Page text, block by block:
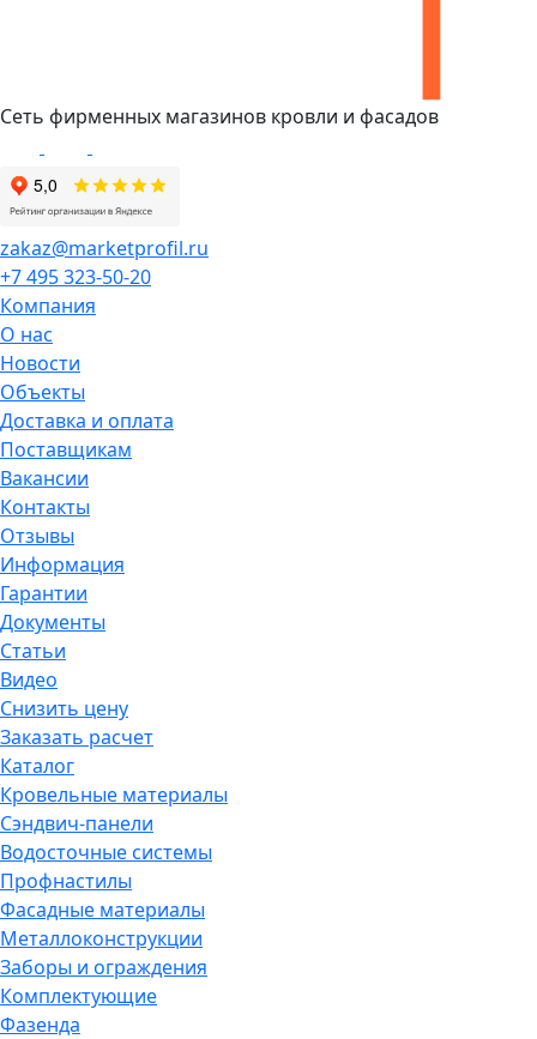
Сеть фирменных магазинов кровли и фасадов
zakaz@marketprofil.ru
+7 495 323-50-20
Компания
О нас
Новости
Объекты
Доставка и оплата
Поставщикам
Вакансии
Контакты
Отзывы
Информация
Гарантии
Документы
Статьи
Видео
Снизить цену
Заказать расчет
Каталог
Кровельные материалы
Сэндвич-панели
Водосточные системы
Профнастилы
Фасадные материалы
Металлоконструкции
Заборы и ограждения
Комплектующие
Фазенда